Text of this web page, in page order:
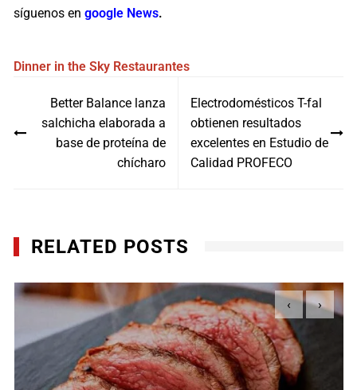
síguenos engoogle News.
Dinner in the Sky Restaurantes
entradas
Better Balance lanza
salchicha elaborada a
base de proteína de
chícharo
Electrodomésticos T-fal
obtienen resultados
excelentes en Estudio de
Calidad PROFECO
RELATED POSTS
‹ ›